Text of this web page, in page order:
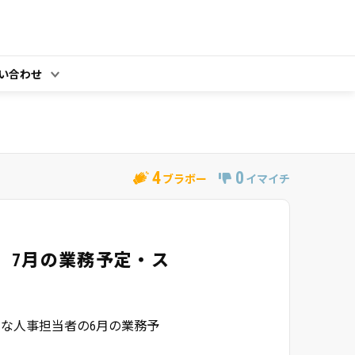
合わせ
4ブラボー 0 イマイチ
7月の業務予定・ス
人事担当者の6月の業務予